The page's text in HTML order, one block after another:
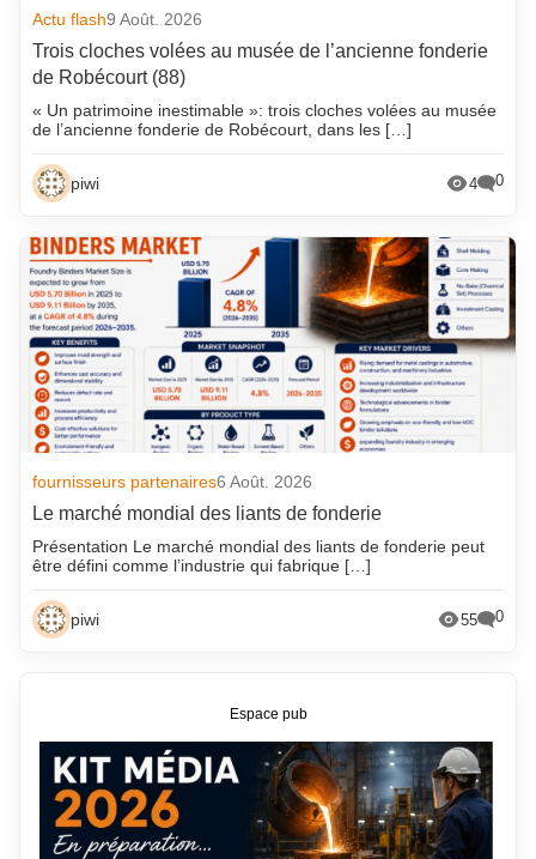
Actu flash9 Août. 2026
Trois cloches volées au musée de l’ancienne fonderie
de Robécourt (88)
« Un patrimoine inestimable »: trois cloches volées au musée
de l’ancienne fonderie de Robécourt, dans les […]
piwi 4 0
fournisseurs partenaires6 Août. 2026
Le marché mondial des liants de fonderie
Présentation Le marché mondial des liants de fonderie peut
être défini comme l’industrie qui fabrique […]
piwi 55 0
Espace pub